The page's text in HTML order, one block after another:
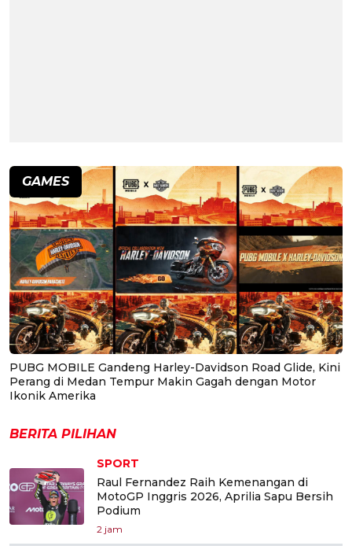
GAMES
PUBG MOBILE Gandeng Harley-Davidson Road Glide, Kini
Perang di Medan Tempur Makin Gagah dengan Motor
Ikonik Amerika
BERITA PILIHAN
SPORT
Raul Fernandez Raih Kemenangan di
MotoGP Inggris 2026, Aprilia Sapu Bersih
Podium
2 jam